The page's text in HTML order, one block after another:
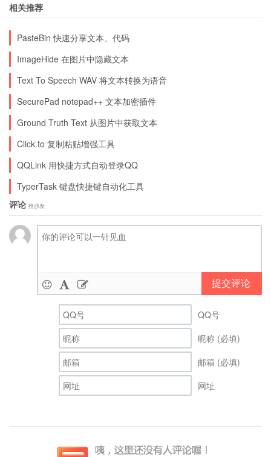
相关推荐
PasteBin 快速分享文本、代码
ImageHide 在图片中隐藏文本
Text To Speech WAV 将文本转换为语音
SecurePad notepad++ 文本加密插件
Ground Truth Text 从图片中获取文本
Click.to 复制粘贴增强工具
QQLink 用快捷方式自动登录QQ
TyperTask 键盘快捷键自动化工具
评论 抢沙发
提交评论
QQ号
昵称 (必填)
邮箱 (必填)
网址